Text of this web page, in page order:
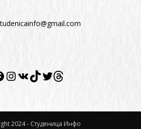
Instagram
VKTikTok
Twitter
Twitter
2024 - Студеница Инфо